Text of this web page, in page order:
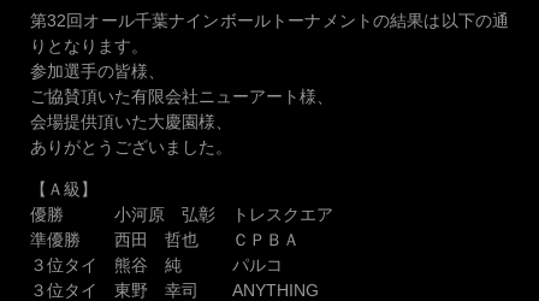
第32回オール千葉ナインボールトーナメントの結果は以下の通
りとなります。
参加選手の皆様、
ご協賛頂いた有限会社ニューアート様、
会場提供頂いた大慶園様、
ありがとうございました。
【Ａ級】
優勝 小河原 弘彰 トレスクエア
準優勝 西田 哲也 ＣＰＢＡ
３位タイ 熊谷 純 パルコ
３位タイ 東野 幸司 ANYTHING